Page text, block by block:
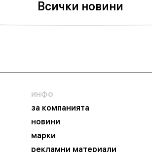
Всички новини
инфо
за компанията
новини
марки
рекламни материали